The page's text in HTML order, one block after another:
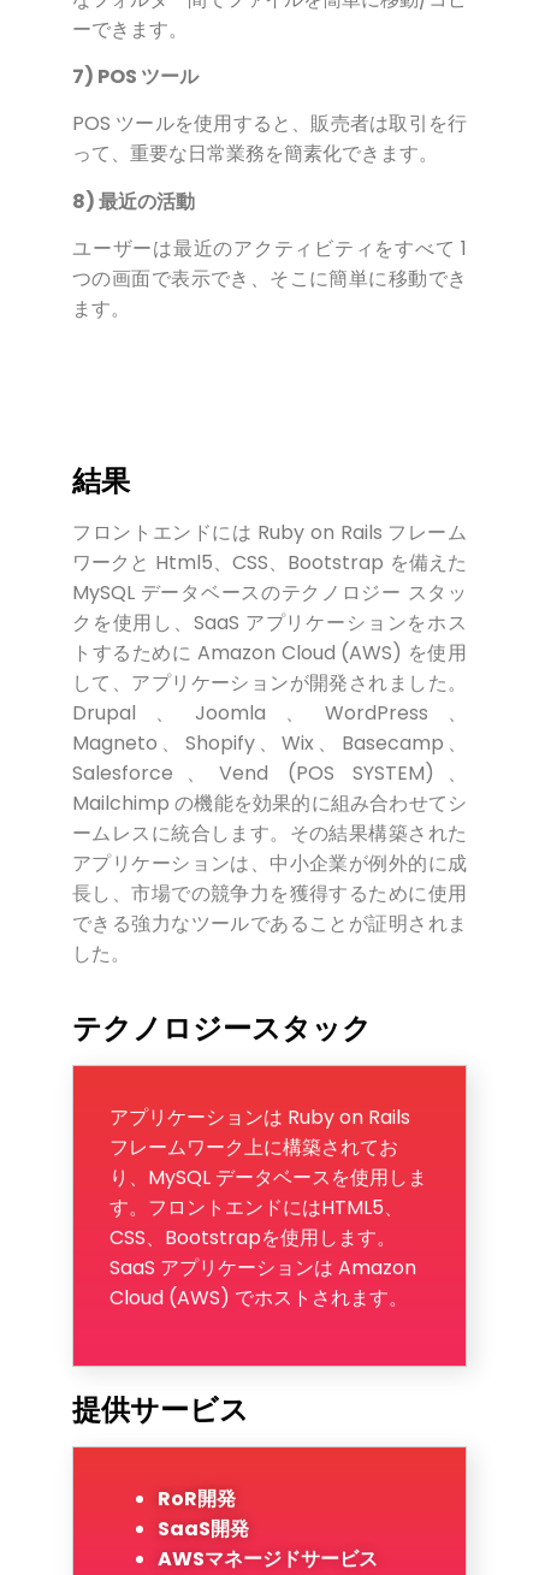
ーできます。
7) POS ツール
POS ツールを使用すると、販売者は取引を行
って、重要な日常業務を簡素化できます。
8) 最近の活動
ユーザーは最近のアクティビティをすべて 1
つの画面で表示でき、そこに簡単に移動でき
ます。
結果
フロントエンドには Ruby on Rails フレーム
ワークと Html5、CSS、Bootstrap を備えた
MySQL データベースのテクノロジー スタッ
クを使用し、SaaS アプリケーションをホス
トするために Amazon Cloud (AWS) を使用
して、アプリケーションが開発されました。
Drupal、Joomla、WordPress、
Magneto、Shopify、Wix、Basecamp、
Salesforce、Vend (POS SYSTEM)、
Mailchimp の機能を効果的に組み合わせてシ
ームレスに統合します。その結果構築された
アプリケーションは、中小企業が例外的に成
長し、市場での競争力を獲得するために使用
できる強力なツールであることが証明されま
した。
テクノロジースタック
アプリケーションは Ruby on Rails
フレームワーク上に構築されてお
り、MySQL データベースを使用しま
す。フロントエンドにはHTML5、
CSS、Bootstrapを使用します。
SaaS アプリケーションは Amazon
Cloud (AWS) でホストされます。
提供サービス
RoR開発
SaaS開発
AWSマネージドサービス